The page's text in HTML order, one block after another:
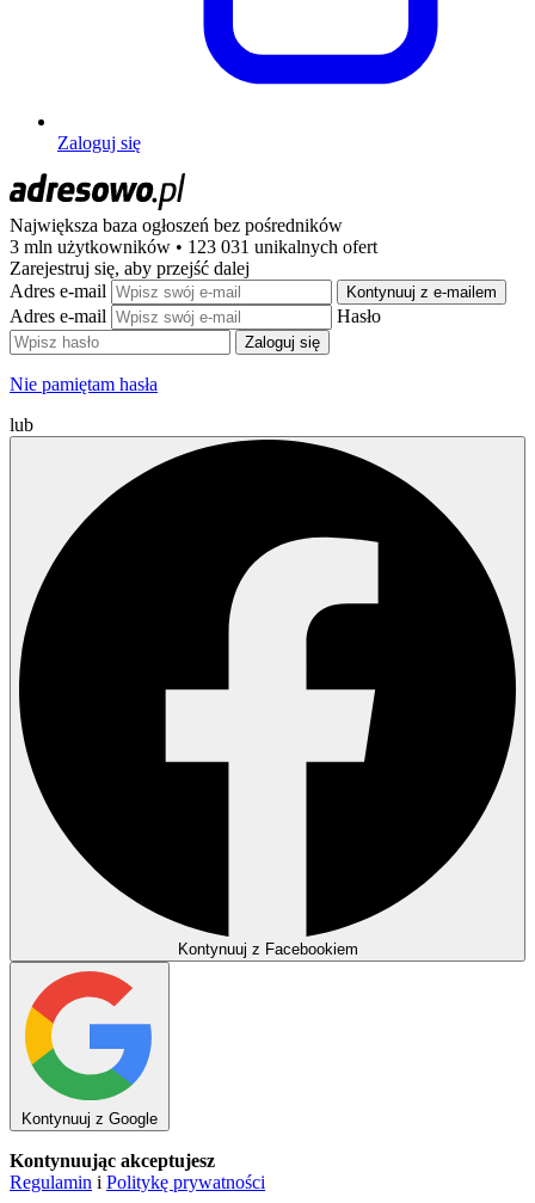
Zaloguj się
Największa baza ogłoszeń bez pośredników
3 mln użytkowników • 123 031 unikalnych ofert
Zarejestruj się, aby przejść dalej
Adres e-mail
Kontynuuj z e-mailem
Adres e-mail Hasło
Zaloguj się
Nie pamiętam hasła
lub
Kontynuuj z Facebookiem
Kontynuuj z Google
Kontynuując akceptujesz
Regulamin i Politykę prywatności